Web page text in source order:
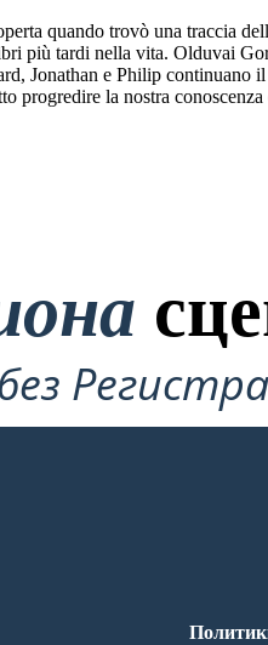
quando trovò una traccia
più tardi nella vita. Olduvai
Jonathan e Philip continuano
progredire la nostra